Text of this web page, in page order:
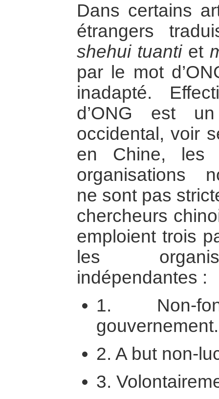
Dans certains
étrangers
shehui tuantiet
par le mot
inadapté.
d’ONG est
occidental, voir
en Chine, les
organisations
ne sont pas
chercheurs
emploient trois
les
indépendantes :
1. Non-
gouvernement.
2. A but non-
3.